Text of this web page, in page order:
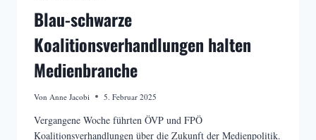
Blau-schwarze
Koalitionsverhandlungen halten
Medienbranche
Von Anne Jacobi 5. Februar 2025
Vergangene Woche führten ÖVP und FPÖ
Koalitionsverhandlungen über die Zukunft der Medienpolitik.